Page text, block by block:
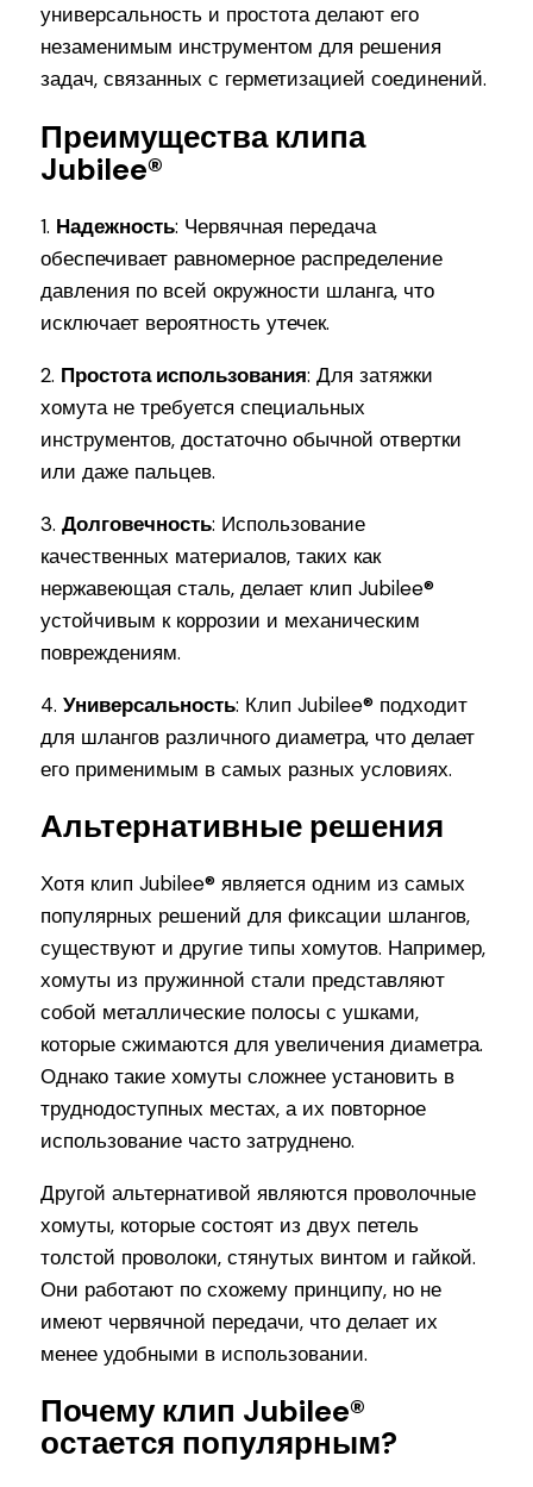
универсальность и простота делают его
незаменимым инструментом для решения
задач, связанных с герметизацией соединений.
Преимущества клипа
Jubilee®
1. Надежность: Червячная передача
обеспечивает равномерное распределение
давления по всей окружности шланга, что
исключает вероятность утечек.
2. Простота использования: Для затяжки
хомута не требуется специальных
инструментов, достаточно обычной отвертки
или даже пальцев.
3.Долговечность: Использование
качественных материалов, таких как
нержавеющая сталь, делает клип Jubilee®
устойчивым к коррозии и механическим
повреждениям.
4.Универсальность: Клип Jubilee® подходит
для шлангов различного диаметра, что делает
его применимым в самых разных условиях.
Альтернативные решения
Хотя клип Jubilee® является одним из самых
популярных решений для фиксации шлангов,
существуют и другие типы хомутов. Например,
хомуты из пружинной стали представляют
собой металлические полосы с ушками,
которые сжимаются для увеличения диаметра.
Однако такие хомуты сложнее установить в
труднодоступных местах, а их повторное
использование часто затруднено.
Другой альтернативой являются проволочные
хомуты, которые состоят из двух петель
толстой проволоки, стянутых винтом и гайкой.
Они работают по схожему принципу, но не
имеют червячной передачи, что делает их
менее удобными в использовании.
Почему клип Jubilee®
остается популярным?